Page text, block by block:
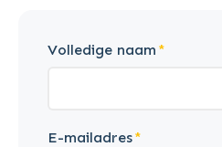
Volledige naam
E-mailadres